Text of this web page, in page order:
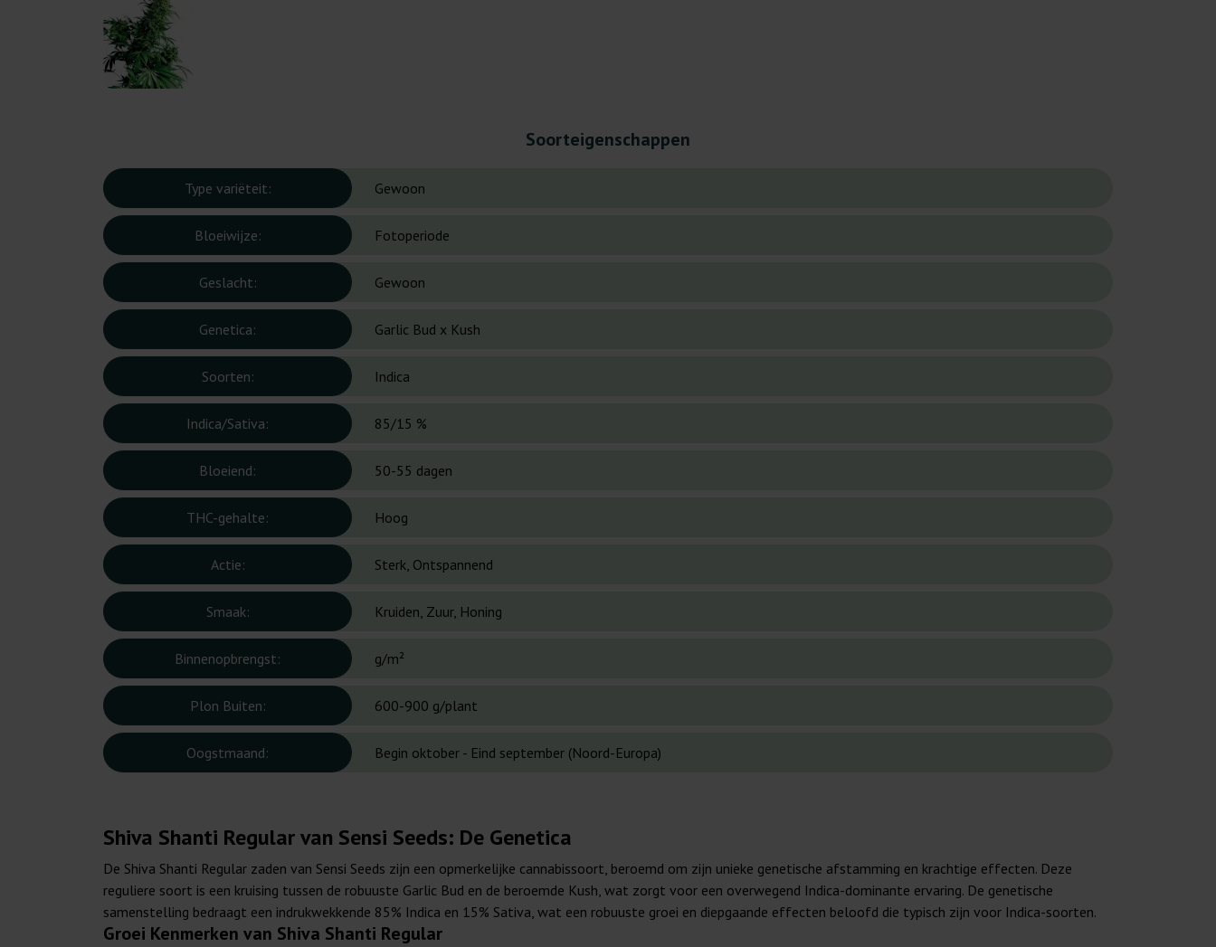
Soorteigenschappen
Type variëteit: Gewoon
Bloeiwijze: Fotoperiode
Geslacht: Gewoon
Genetica: Garlic Bud x Kush
Soorten: Indica
Indica/Sativa: 85/15 %
Bloeiend: 50-55 dagen
THC-gehalte: Hoog
Actie: Sterk, Ontspannend
Smaak: Kruiden, Zuur, Honing
Binnenopbrengst: g/m²
Plon Buiten: 600-900 g/plant
Oogstmaand: Begin oktober - Eind september (Noord-Europa)
Shiva Shanti Regular van Sensi Seeds: De Genetica
De Shiva Shanti Regular zaden van Sensi Seeds zijn een opmerkelijke cannabissoort, beroemd om zijn unieke genetische afstamming en krachtige effecten. Deze
reguliere soort is een kruising tussen de robuuste Garlic Bud en de beroemde Kush, wat zorgt voor een overwegend Indica-dominante ervaring. De genetische
samenstelling bedraagt een indrukwekkende 85% Indica en 15% Sativa, wat een robuuste groei en diepgaande effecten beloofd die typisch zijn voor Indica-soorten.
Groei Kenmerken van Shiva Shanti Regular